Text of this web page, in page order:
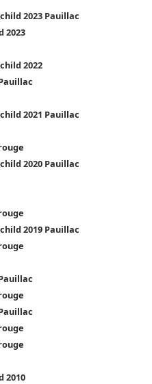
2023 Pauillac
2023
2022
2021 Pauillac
2020 Pauillac
2019 Pauillac
2010